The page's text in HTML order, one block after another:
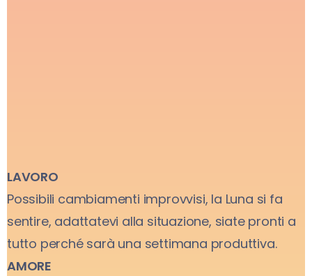
LAVORO
Possibili cambiamenti improvvisi, la Luna si fa
sentire, adattatevi alla situazione, siate pronti a
tutto perché sarà una settimana produttiva.
AMORE